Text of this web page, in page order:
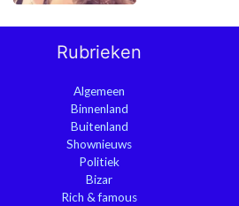
Rubrieken
Algemeen
Binnenland
Buitenland
Shownieuws
Politiek
Bizar
Rich & famous